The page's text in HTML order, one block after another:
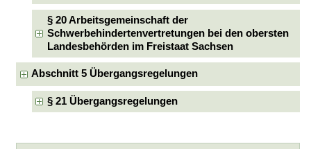
§ 20 Arbeitsgemeinschaft der
Schwerbehindertenvertretungen bei den obersten
Landesbehörden im Freistaat Sachsen
Abschnitt 5 Übergangsregelungen
§ 21 Übergangsregelungen